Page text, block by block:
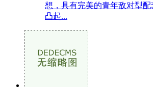
想，具有完美的青年敌对型
凸起...